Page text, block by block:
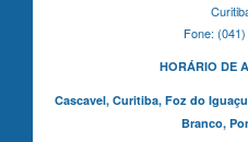
Fone:
HORÁRIO DE
Cascavel, Curitiba,Foz do
Branco,